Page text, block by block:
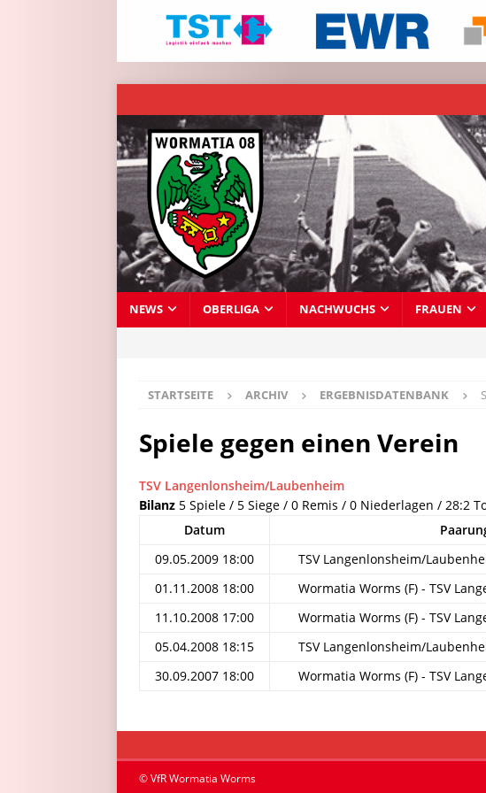
NEWS OBERLIGA NACHWUCHS FRAUEN
STARTSEITE ARCHIV ERGEBNISDATENBANK
Spiele gegen einen Verein
TSV Langenlonsheim/Laubenheim
Bilanz 5 Spiele / 5 Siege / 0 Remis / 0 Niederlagen / 28:2
Datum
09.05.2009 18:00
TSV Langenlonsheim/
01.11.2008 18:00
Wormatia Worms (F) - TSV
11.10.2008 17:00
Wormatia Worms (F) - TSV
05.04.2008 18:15
TSV Langenlonsheim/
30.09.2007 18:00
Wormatia Worms (F) - TSV
© VfR Wormatia Worms